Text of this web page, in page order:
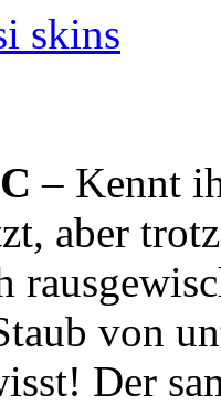
skins
– Kennt
aber
von
Der